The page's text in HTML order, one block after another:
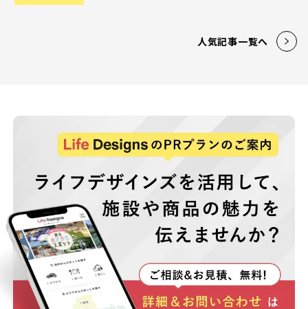
人気記事一覧へ